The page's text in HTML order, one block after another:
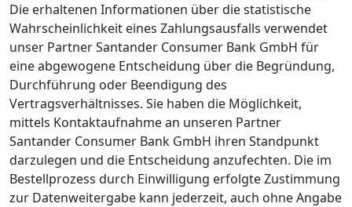
Die erhaltenen Informationen über die statistische
Wahrscheinlichkeit eines Zahlungsausfalls verwendet
unser Partner Santander Consumer Bank GmbH für
eine abgewogene Entscheidung über die Begründung,
Durchführung oder Beendigung des
Vertragsverhältnisses. Sie haben die Möglichkeit,
mittels Kontaktaufnahme an unseren Partner
Santander Consumer Bank GmbH ihren Standpunkt
darzulegen und die Entscheidung anzufechten. Die im
Bestellprozess durch Einwilligung erfolgte Zustimmung
zur Datenweitergabe kann jederzeit, auch ohne Angabe